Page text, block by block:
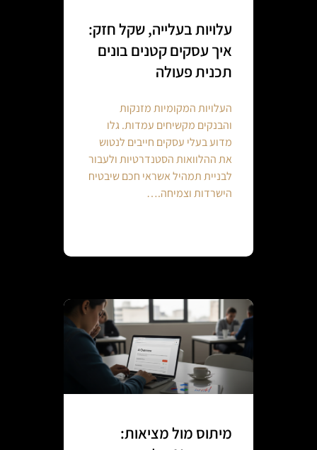
עלויות בעלייה, שקל חזק:
איך עסקים קטנים בונים
תכנית פעולה
העלויות המקומיות מזנקות
והבנקים מקשיחים עמדות. גלו
מדוע בעלי עסקים חייבים לנטוש
את ההלוואות הסטנדרטיות ולעבור
לבניית תמהיל אשראי חכם שיבטיח
הישרדות וצמיחה.…
מיתוס מול מציאות: